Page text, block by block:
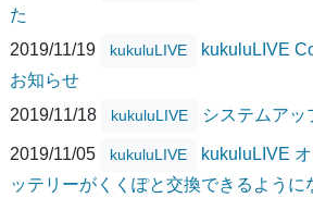
た
2019/11/19
kukuluLIVE
kukuluLIVE
お知らせ
2019/11/18
kukuluLIVE システムアッ
2019/11/05 kukuluLIVE
kukuluLIVE
ッテリーがくくぽと交換できるように